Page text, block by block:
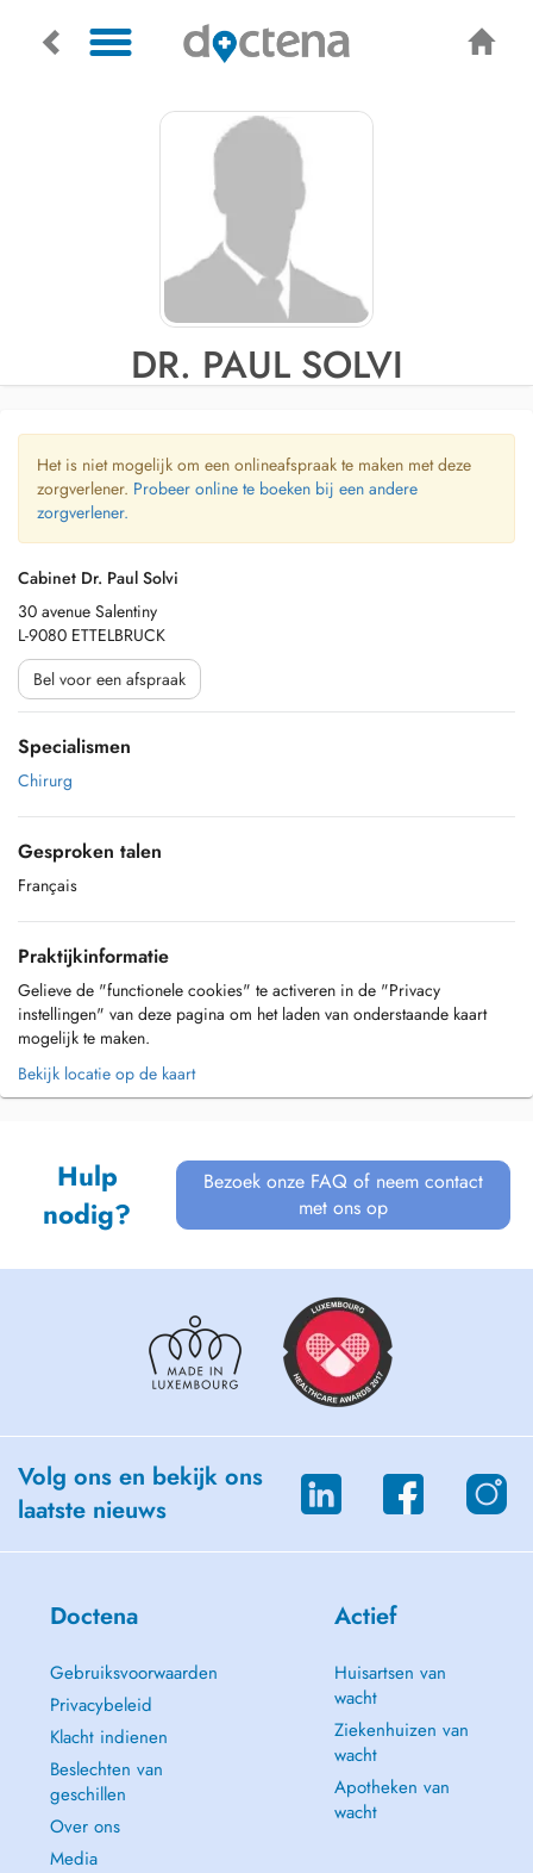
DR. PAUL SOLVI
Het is niet mogelijk om een onlineafspraak te maken met deze
zorgverlener. Probeer online te boeken bij een andere
zorgverlener.
Cabinet Dr. Paul Solvi
30 avenue Salentiny
L-9080 ETTELBRUCK
Bel voor een afspraak
Specialismen
Chirurg
Gesproken talen
Français
Praktijkinformatie
Gelieve de "functionele cookies" te activeren in de "Privacy
instellingen" van deze pagina om het laden van onderstaande kaart
mogelijk te maken.
Bekijk locatie op de kaart
Hulp
nodig?
Bezoek onze FAQ of neem contact
met ons op
Volg ons en bekijk ons
laatste nieuws
Doctena
Gebruiksvoorwaarden
Privacybeleid
Klacht indienen
Beslechten van
geschillen
Over ons
Media
Actief
Huisartsen van
wacht
Ziekenhuizen van
wacht
Apotheken van
wacht